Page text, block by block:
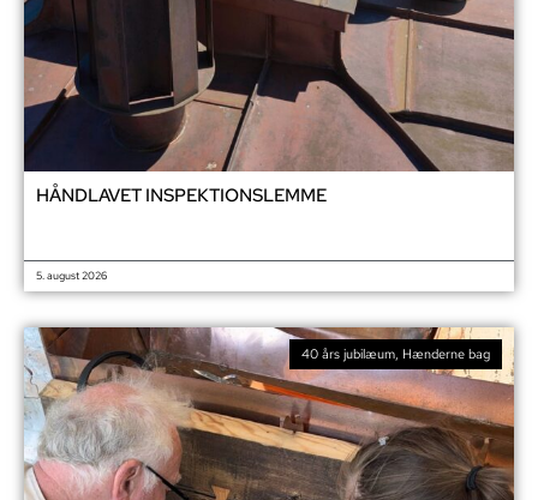
HÅNDLAVET INSPEKTIONSLEMME
5. august 2026
40 års jubilæum Hænderne bag